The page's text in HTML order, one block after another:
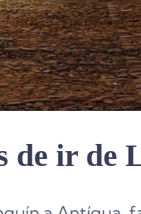
de ir de